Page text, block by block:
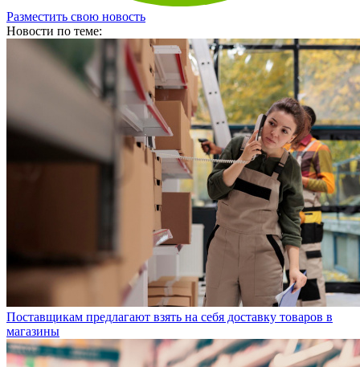
Разместить свою новость
Новости по теме:
Поставщикам предлагают взять на себя доставку товаров в
магазины